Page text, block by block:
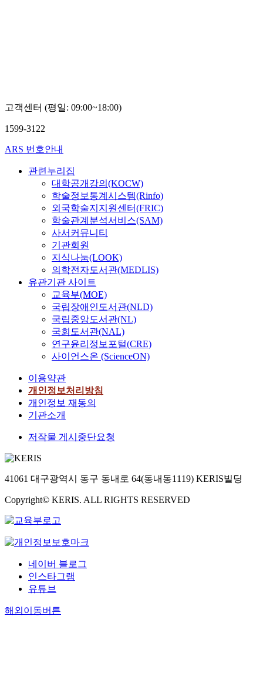
고객센터 (평일: 09:00~18:00)
1599-3122
ARS 번호안내
관련누리집
대학공개강의(KOCW)
학술정보통계시스템(Rinfo)
외국학술지지원센터(FRIC)
학술관계분석서비스(SAM)
사서커뮤니티
기관회원
지식나눔(LOOK)
의학전자도서관(MEDLIS)
유관기관 사이트
교육부(MOE)
국립장애인도서관(NLD)
국립중앙도서관(NL)
국회도서관(NAL)
연구윤리정보포털(CRE)
사이언스온 (ScienceON)
이용약관
개인정보처리방침
개인정보 재동의
기관소개
저작물 게시중단요청
41061 대구광역시 동구 동내로 64(동내동1119) KERIS빌딩
Copyright© KERIS. ALL RIGHTS RESERVED
네이버 블로그
인스타그램
유튜브
해외이동버튼